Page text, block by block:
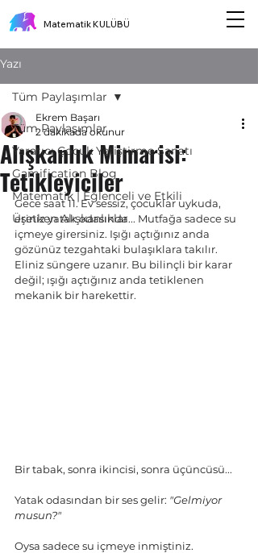
Matematik KULÜBÜ
Yazı
Tüm Paylaşımlar
Yaratıcı Çocuk Yetiştirme Sanatı
Gamification Blog
Matematik | Eğlenceli ve Etkili
Üretken Alışkanlıklar
Tüm Paylaşımlar
Alışkanlık Mimarisi:
Tetikleyiciler
Ekrem Başarı
2 dakikada okunur
Gece saat 11. Ev sessiz, çocuklar uykuda,
eşiniz yatak odasında... Mutfağa sadece su
içmeye girersiniz. Işığı açtığınız anda
gözünüz tezgahtaki bulaşıklara takılır.
Eliniz süngere uzanır. Bu bilinçli bir karar
değil; ışığı açtığınız anda tetiklenen
mekanik bir harekettir.
Bir tabak, sonra ikincisi, sonra üçüncüsü...
Yatak odasından bir ses gelir: "Gelmiyor
musun?"
Oysa sadece su içmeye inmiştiniz.